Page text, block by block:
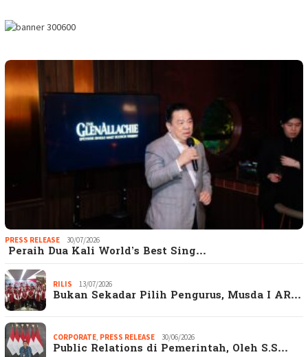
PRESS RELEASE 30/07/2026
Peraih Dua Kali World’s Best Sing…
RILIS 13/07/2026
Bukan Sekadar Pilih Pengurus, Musda I AR…
CORPORATE PRESS RELEASE 30/06/2026
Public Relations di Pemerintah, Oleh S.S…